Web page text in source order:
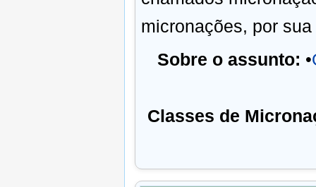
micronações, por
Sobre o assunto: •
Classes de